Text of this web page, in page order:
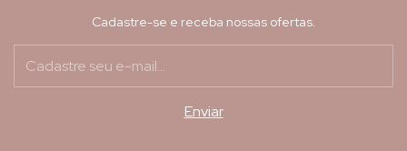
Fácil de Limpar:A praticidade é
uma prioridade, e é por isso que
este tapete é lavável na
Cadastre-se e receba nossas ofertas.